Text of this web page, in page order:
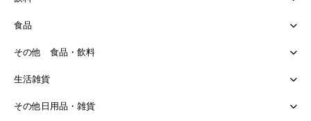
食品
その他 食品・飲料
生活雑貨
その他日用品・雑貨